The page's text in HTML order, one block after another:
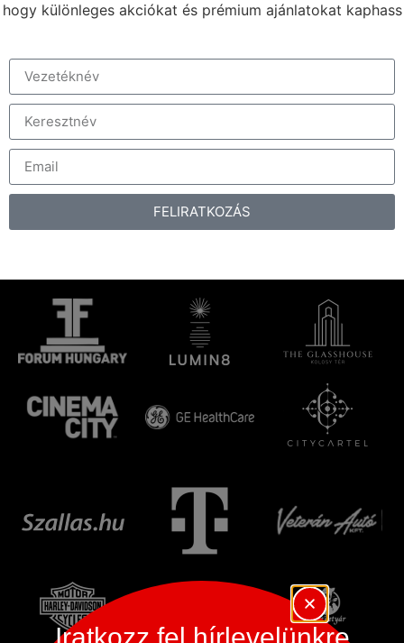
hogy különleges akciókat és prémium ajánlatokat kaphass
FELIRATKOZÁS